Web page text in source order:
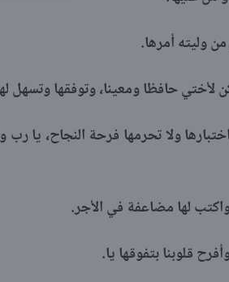
وليته أمرها.
لأختي حافظا ومعينا، وتوفقها وتسهل
ولا تحرمها فرحة النجاح، يا
واكتب لها مضاعفة في الأجر.
قلوبنا بتفوقها يا.